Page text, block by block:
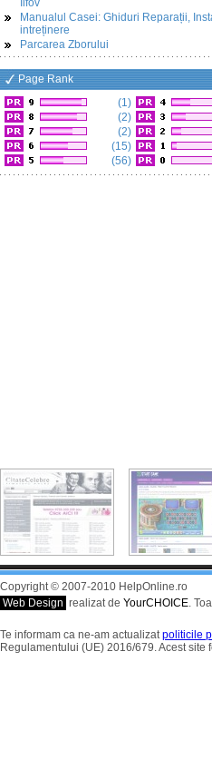
Ilfov
Manualul Casei: Ghiduri Reparații,
intreținere
Parcarea Zborului
Page Rank
(1)
(2)
(2)
(15)
(56)
Copyright © 2007-2010 HelpOnline.ro
Web Design realizat de YourCHOICE.
Te informam ca ne-am actualizatpoliticile
Regulamentului (UE) 2016/679. Acest